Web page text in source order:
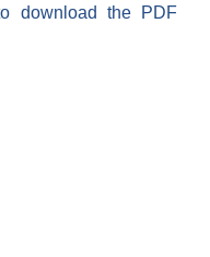
download the PDF